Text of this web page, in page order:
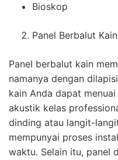
Bioskop
Panel Berbalut Kain
Panel berbalut kain
namanya dengan
kain Anda dapat
akustik kelas
dinding atau langit-
mempunyai proses
waktu. Selain itu, panel